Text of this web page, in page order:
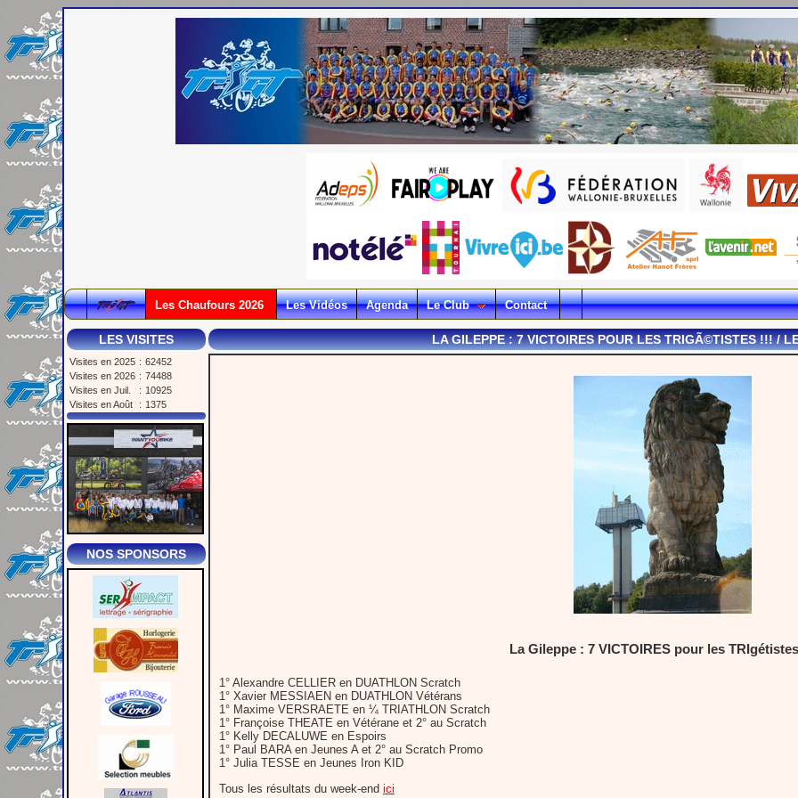
Les Chaufours 2026 Les Vidéos Agenda Le Club Contact
LES VISITES
Visites en 2025 : 62452
Visites en 2026 : 74488
Visites en Juil.
: 10925
Visites en Août
: 1375
NOS SPONSORS
LA GILEPPE : 7 VICTOIRES POUR LES TRIGÃ©TISTES !!! /
La Gileppe : 7 VICTOIRES pour les
1° Alexandre CELLIER en DUATHLON Scratch
1° Xavier MESSIAEN en DUATHLON Vétérans
1° Maxime VERSRAETE en ¼ TRIATHLON Scratch
1° Françoise THEATE en Vétérane et 2° au Scratch
1° Kelly DECALUWE en Espoirs
1° Paul BARA en Jeunes A et 2° au Scratch Promo
1° Julia TESSE en Jeunes Iron KID
Tous les résultats du week-end ici